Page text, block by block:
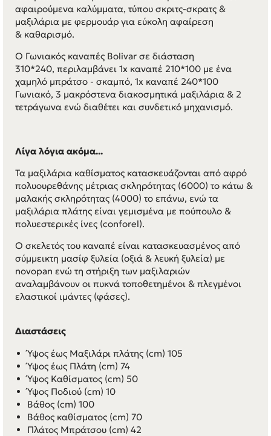
αφαιρούμενα καλύμματα, τύπου σκριτς-σκρατς &
μαξιλάρια με φερμουάρ για εύκολη αφαίρεση
& καθαρισμό.
Ο Γωνιακός καναπές Bolivar σε διάσταση
310*240, περιλαμβάνει 1x καναπέ 210*100 με ένα
χαμηλό μπράτσο - σκαμπό, 1x καναπέ 240*100
Γωνιακό, 3 μακρόστενα διακοσμητικά μαξιλάρια & 2
τετράγωνα ενώ διαθέτει και συνδετικό μηχανισμό.
Λίγα λόγια ακόμα...
Τα μαξιλάρια καθίσματος κατασκευάζονται από αφρό
πολυουρεθάνης μέτριας σκληρότητας (6000) το κάτω &
μαλακής σκληρότητας (4000) το επάνω, ενώ τα
μαξιλάρια πλάτης είναι γεμισμένα με πούπουλο &
πολυεστερικές ίνες (conforel).
Ο σκελετός του καναπέ είναι κατασκευασμένος από
σύμμεικτη μασίφ ξυλεία (οξιά & λευκή ξυλεία) με
novopan ενώ τη στήριξη των μαξιλαριών
αναλαμβάνουν οι πυκνά τοποθετημένοι & πλεγμένοι
ελαστικοί ιμάντες (φάσες).
Διαστάσεις
Ύψος έως Μαξιλάρι πλάτης (cm) 105
Ύψος έως Πλάτη (cm) 74
Ύψος Καθίσματος (cm) 50
Ύψος Ποδιού (cm) 10
Βάθος (cm) 100
Βάθος καθίσματος (cm) 70
Πλάτος Μπράτσου (cm) 42